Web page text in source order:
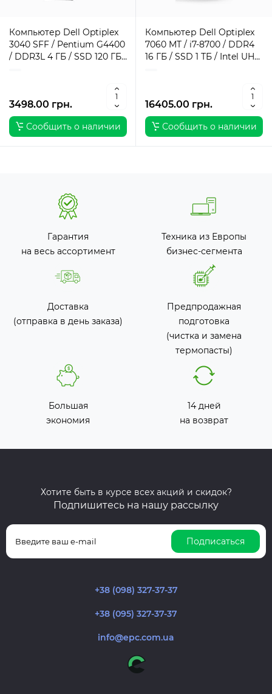
Компьютер Dell Optiplex
3040 SFF / Pentium G4400
/ DDR3L 4 ГБ / SSD 120 ГБ /
3498.00 грн.
Сообщить о наличии
Компьютер Dell Optiplex
7060 MT / i7-8700 / DDR4
16 ГБ / SSD 1 ТБ / Intel UHD
16405.00 грн.
Сообщить о наличии
Гарантия
на весь ассортимент
Техника из Европы
бизнес-сегмента
Доставка
(отправка в день заказа)
Предпродажная
подготовка
(чистка и замена
термопасты)
Большая
экономия
14 дней
на возврат
Хотите быть в курсе всех акций и скидок?
Подпишитесь на нашу рассылку
Подписаться
+38 (098) 327-37-37
+38 (095) 327-37-37
info@epc.com.ua